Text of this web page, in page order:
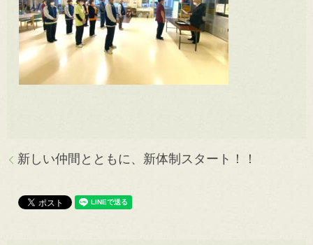
新しい仲間とともに、新体制スタート！！